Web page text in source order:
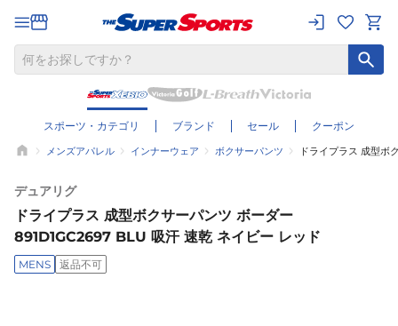
スポーツ・カテゴリ ブランド セール クーポン
メンズアパレル インナーウェア ボクサーパンツ ドライプラス 成型ボ
デュアリグ
ドライプラス 成型ボクサーパンツ ボーダー
891D1GC2697 BLU 吸汗 速乾 ネイビー レッド
MENS 返品不可